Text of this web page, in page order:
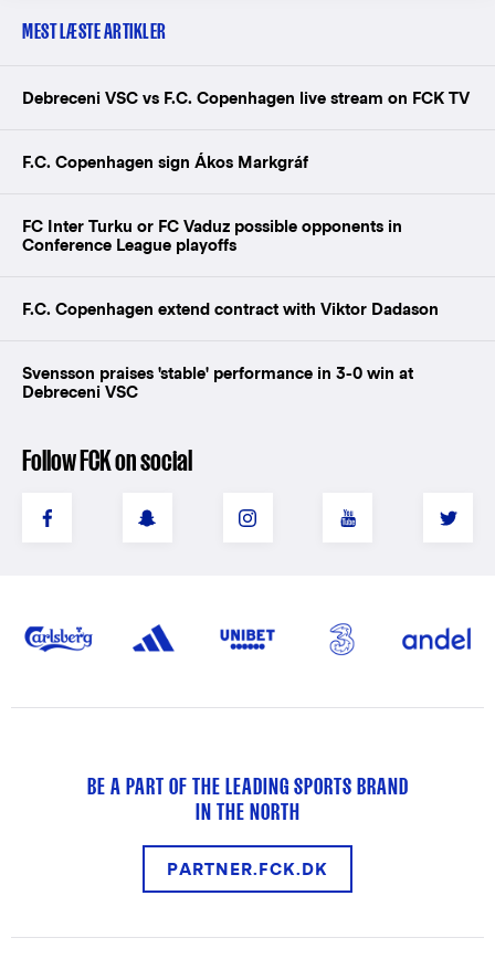
MEST LÆSTE ARTIKLER
Debreceni VSC vs F.C. Copenhagen live stream on FCK TV
F.C. Copenhagen sign Ákos Markgráf
FC Inter Turku or FC Vaduz possible opponents in
Conference League playoffs
F.C. Copenhagen extend contract with Viktor Dadason
Svensson praises 'stable' performance in 3-0 win at
Debreceni VSC
Follow FCK on social
BE A PART OF THE LEADING SPORTS BRAND
IN THE NORTH
PARTNER.FCK.DK